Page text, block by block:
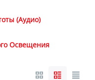
(Аудио)
Освещения